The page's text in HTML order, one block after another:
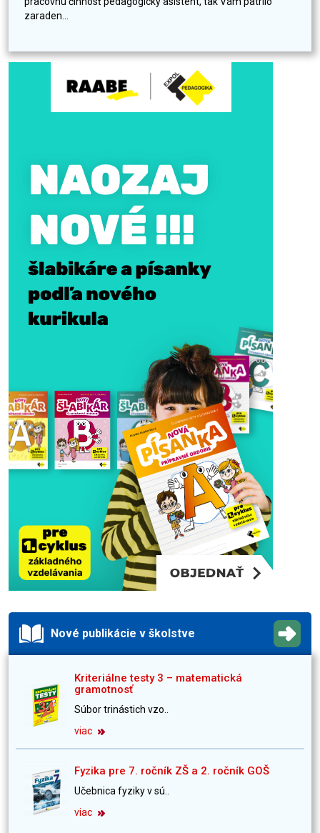
zaraden...
Nové publikácie v školstve
Kriteriálne testy 3 – matematická
gramotnosť
Súbor trinástich vzo..
viac
Fyzika pre 7. ročník ZŠ a 2. ročník GOŠ
Učebnica fyziky v sú..
viac